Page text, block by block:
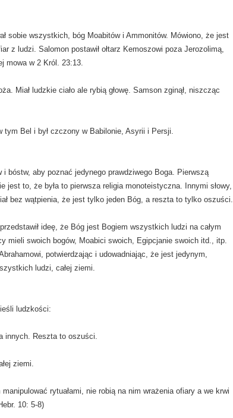
sobie wszystkich, bóg Moabitów i Ammonitów. Mówiono, że jest
z ludzi. Salomon postawił ołtarz Kemoszowi poza Jerozolimą,
mowa w 2 Król. 23:13.
Miał ludzkie ciało ale rybią głowę. Samson zginął, niszcząc
tym Bel i był czczony w Babilonie, Asyrii i Persji.
i bóstw, aby poznać jedynego prawdziwego Boga. Pierwszą
jest to, że była to pierwsza religia monoteistyczna. Innymi słowy,
bez wątpienia, że jest tylko jeden Bóg, a reszta to tylko oszuści.
ideę, że Bóg jest Bogiem wszystkich ludzi na całym
mieli swoich bogów, Moabici swoich, Egipcjanie swoich itd., itp.
potwierdzając i udowadniając, że jest jedynym,
ludzi, całej ziemi.
ludzkości:
innych. Reszta to oszuści.
ziemi.
rytuałami, nie robią na nim wrażenia ofiary a we krwi
10: 5-8)